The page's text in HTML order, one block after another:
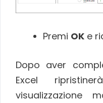
Premi OK e
Dopo aver
Excel
visualizzazione